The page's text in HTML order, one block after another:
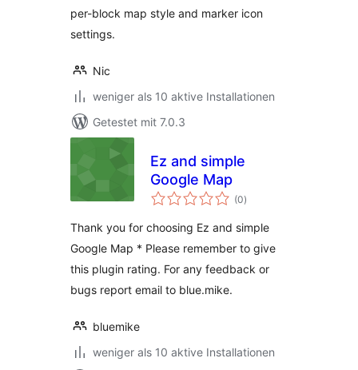
per-block map style and marker icon
settings.
Nic
weniger als 10 aktive Installationen
Getestet mit 7.0.3
Ez and simple
Google Map
(0Bewertungen
insgesamt
)
Thank you for choosing Ez and simple
Google Map * Please remember to give
this plugin rating. For any feedback or
bugs report email to blue.mike.
bluemike
weniger als 10 aktive Installationen